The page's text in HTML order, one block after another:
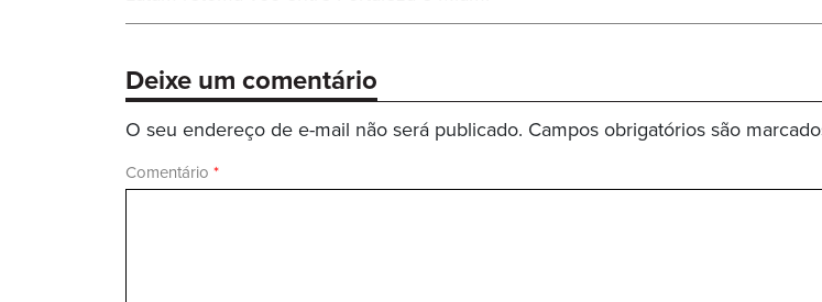
Anterior:
Deixe um comentário
O seu endereço de e-mail não será publicado. Campos obrigatórios são
Comentário *